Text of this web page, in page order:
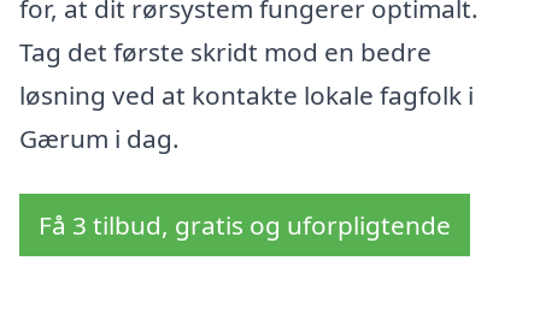
for, at dit rørsystem fungerer optimalt.
Tag det første skridt mod en bedre
løsning ved at kontakte lokale fagfolk i
Gærum i dag.
Få 3 tilbud, gratis og uforpligtende